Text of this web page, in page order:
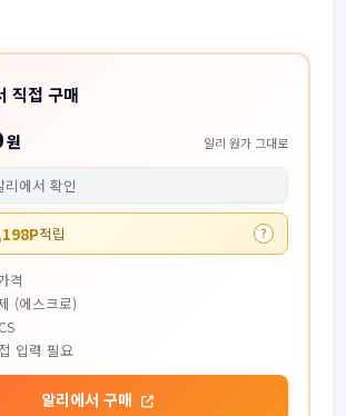
직접 구매
원 알리 원가 그대로
리에서 확인
적립 ?
격
(에스크로)
입력 필요
알리에서 구매